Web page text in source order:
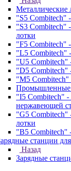
Металлические
"S5 Combitech"
"S3 Combitech"
лотки
"F5 Combitech"
"L5 Combitech"
"U5 Combitech"
"D5 Combitech"
"M5 Combitech"
Промышленные
"I5 Combitech" -
нержавеющей
"G5 Combitech"
лотки
"B5 Combitech"
станции
Назад
Зарядные